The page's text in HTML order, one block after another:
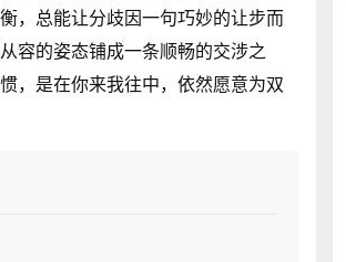
，总能让分歧因一句巧妙的让步而
容的姿态铺成一条顺畅的交涉之
，是在你来我往中，依然愿意为双